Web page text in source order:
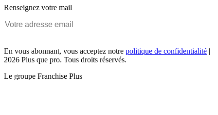
Renseignez votre mail
En vous abonnant, vous acceptez notre politique de confidentialité |
2026 Plus que pro. Tous droits réservés.
Le groupe Franchise Plus